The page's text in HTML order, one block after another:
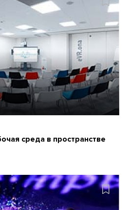
среда в пространстве